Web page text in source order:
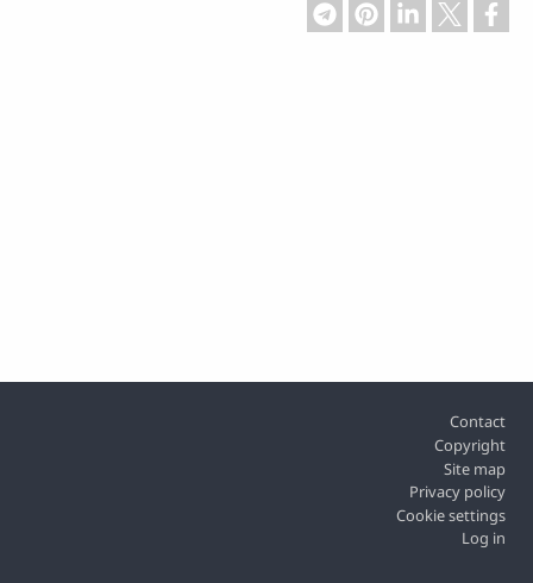
Footer
Contact
Copyright
Site map
Privacy policy
Cookie settings
Log in